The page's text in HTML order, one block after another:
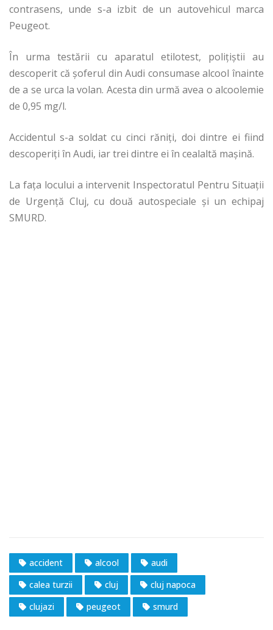
contrasens, unde s-a izbit de un autovehicul marca
Peugeot.
În urma testării cu aparatul etilotest, poliţiştii au
descoperit că şoferul din Audi consumase alcool înainte
de a se urca la volan. Acesta din urmă avea o alcoolemie
de 0,95 mg/l.
Accidentul s-a soldat cu cinci răniţi, doi dintre ei fiind
descoperiţi în Audi, iar trei dintre ei în cealaltă maşină.
La faţa locului a intervenit Inspectoratul Pentru Situaţii
de Urgenţă Cluj, cu două autospeciale şi un echipaj
SMURD.
accident alcool
audi
calea turzii
cluj
cluj napoca
clujazi
peugeot smurd